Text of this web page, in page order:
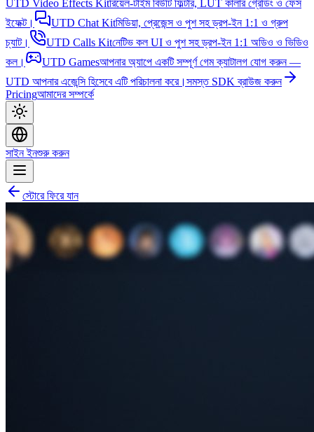
UTD Video Effects Kitরিয়েল-টাইম বিউটি ফিল্টার, LUT কালার গ্রেডিং ও ফেস
ইফেক্ট।
UTD Chat Kitমিডিয়া, প্রেজেন্স ও পুশ সহ ড্রপ-ইন 1:1 ও গ্রুপ
চ্যাট।
UTD Calls Kitনেটিভ কল UI ও পুশ সহ ড্রপ-ইন 1:1 অডিও ও ভিডিও
কল।
UTD Gamesআপনার অ্যাপে একটি সম্পূর্ণ গেম ক্যাটালগ যোগ করুন —
UTD আপনার এজেন্সি হিসেবে এটি পরিচালনা করে। সমস্ত SDK ব্রাউজ করুন
Pricingআমাদের সম্পর্কে
সাইন ইনশুরু করুন
স্টোরে ফিরে যান